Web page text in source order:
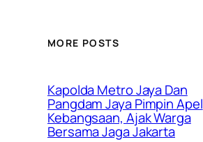
MORE POSTS
Kapolda Metro Jaya Dan
Pangdam Jaya Pimpin Apel
Kebangsaan, Ajak Warga
Bersama Jaga Jakarta